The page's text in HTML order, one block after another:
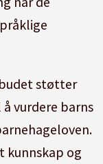
støtter
vurdere barns
kunnskap og